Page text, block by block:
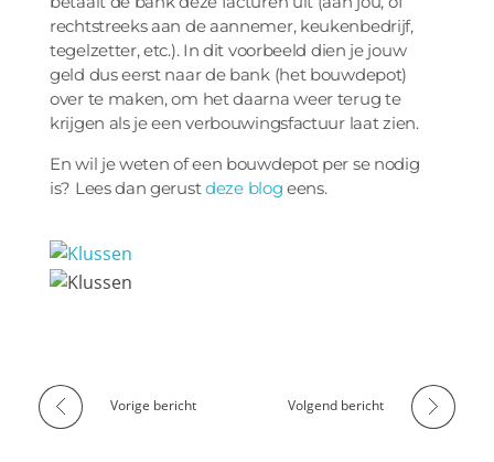
rechtstreeks aan de aannemer, keukenbedrijf,
tegelzetter, etc.). In dit voorbeeld dien je jouw
geld dus eerst naar de bank (het bouwdepot)
over te maken, om het daarna weer terug te
krijgen als je een verbouwingsfactuur laat zien.
En wil je weten of een bouwdepot per se nodig
is? Lees dan gerustdeze blog eens.
Vorige bericht Volgend bericht